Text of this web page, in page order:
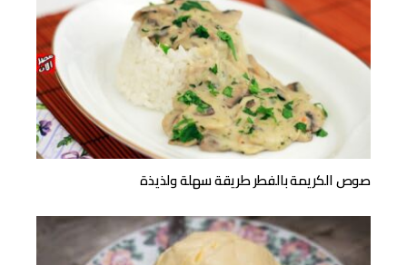
صوص الكريمة بالفطر طريقة سهلة ولذيذة